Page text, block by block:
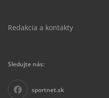
Redakcia a kontakty
Sledujte nás:
sportnet.sk